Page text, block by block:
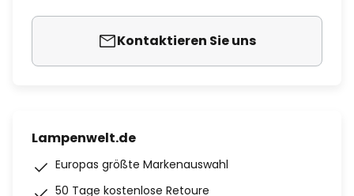
Kontaktieren Sie uns
Lampenwelt.de
Europas größte Markenauswahl
50 Tage kostenlose Retoure